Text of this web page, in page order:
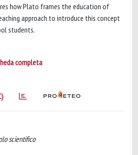
how Plato frames the education of
approach to introduce this concept
students.
completa
scientifico